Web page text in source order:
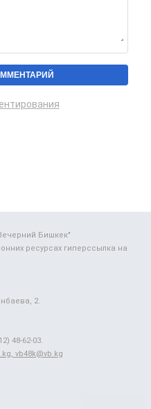
Бишкек"
ресурсах гиперссылка на
2.
48-62-03.
vb48k@vb.kg